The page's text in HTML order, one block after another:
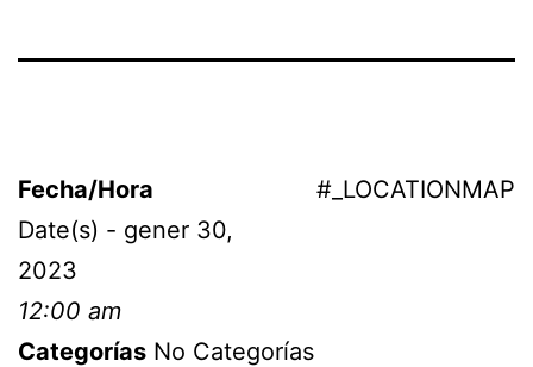
#_LOCATIONMAP
Fecha/Hora
Date(s) - gener 30,
2023
12:00 am
Categorías No Categorías